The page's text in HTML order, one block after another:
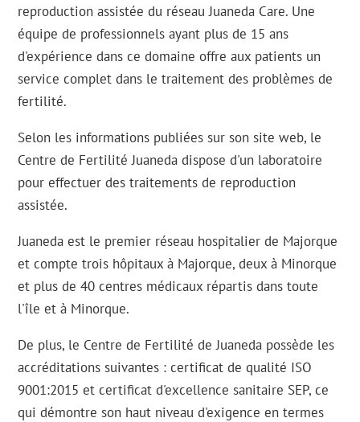
reproduction assistée du réseau Juaneda Care. Une
équipe de professionnels ayant plus de 15 ans
d'expérience dans ce domaine offre aux patients un
service complet dans le traitement des problèmes de
fertilité.
Selon les informations publiées sur son site web, le
Centre de Fertilité Juaneda dispose d'un laboratoire
pour effectuer des traitements de reproduction
assistée.
Juaneda est le premier réseau hospitalier de Majorque
et compte trois hôpitaux à Majorque, deux à Minorque
et plus de 40 centres médicaux répartis dans toute
l'île et à Minorque.
De plus, le Centre de Fertilité de Juaneda possède les
accréditations suivantes : certificat de qualité ISO
9001:2015 et certificat d'excellence sanitaire SEP, ce
qui démontre son haut niveau d'exigence en termes